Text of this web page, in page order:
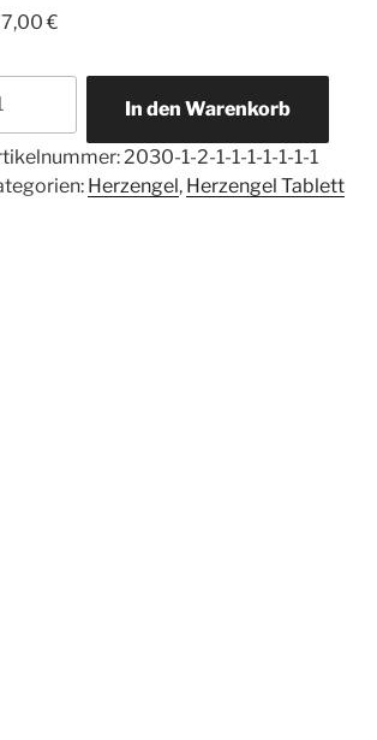
€
In den Warenkorb
2030-1-2-1-1-1-1-1-1-1
Herzengel, Herzengel Tablett